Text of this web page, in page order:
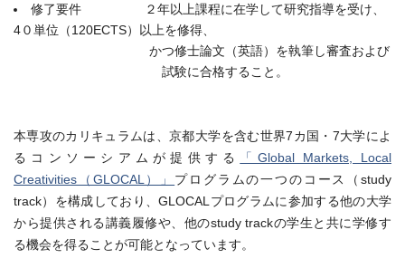
修了要件 ２年以上課程に在学して研究指導を受け、
4０単位（120ECTS）以上を修得、
かつ修士論文（英語）を執筆し審査および
試験に合格すること。
本専攻のカリキュラムは、京都大学を含む世界7カ国・7大学によ
るコンソーシアムが提供する
「Global Markets, Local
Creativities（GLOCAL）」 プログラムの一つのコース（study
track）を構成しており、GLOCALプログラムに参加する他の大学
から提供される講義履修や、他のstudy trackの学生と共に学修す
る機会を得ることが可能となっています。